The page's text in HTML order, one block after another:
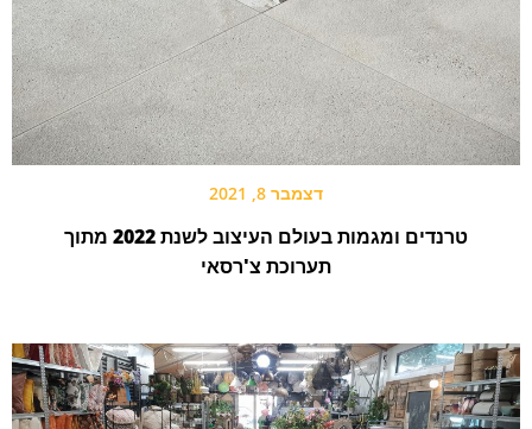
דצמבר 8, 2021
טרנדים ומגמות בעולם העיצוב לשנת 2022 מתוך
תערוכת צ'רסאי